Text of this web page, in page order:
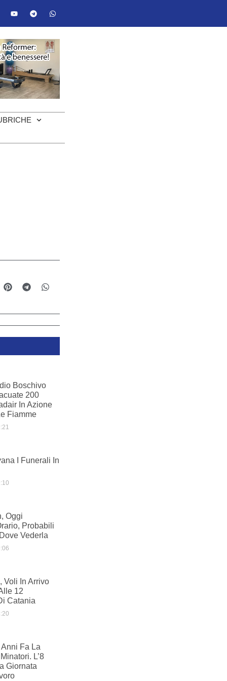
Boschivo
200
In Azione
Fiamme
I Funerali In
Oggi
Probabili
Vederla
Voli In Arrivo
12
Catania
Fa La
L’8
Giornata